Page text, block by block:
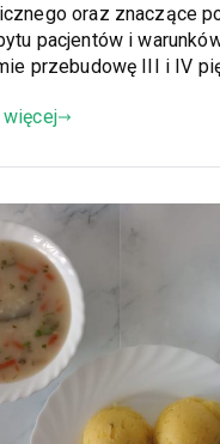
oraz znaczące
pacjentów i
przebudowę III i IV